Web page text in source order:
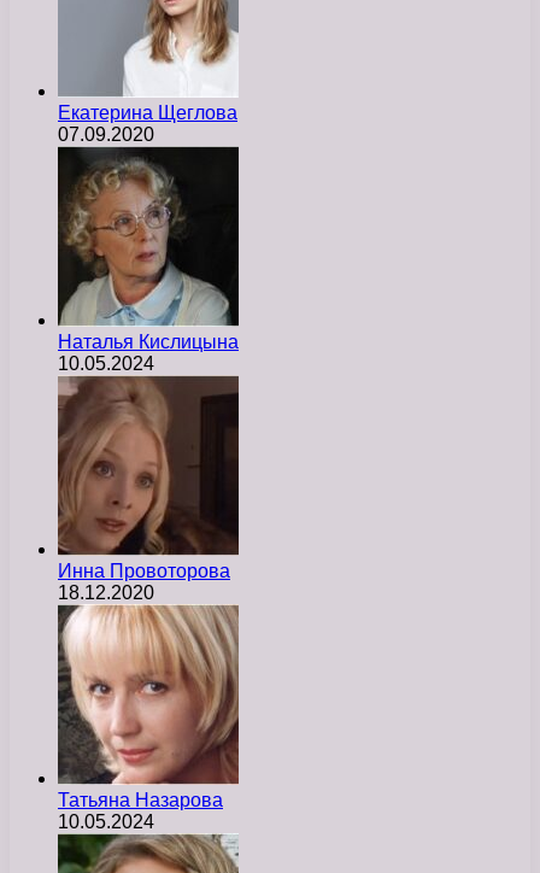
Екатерина Щеглова
07.09.2020
Наталья Кислицына
10.05.2024
Инна Провоторова
18.12.2020
Татьяна Назарова
10.05.2024